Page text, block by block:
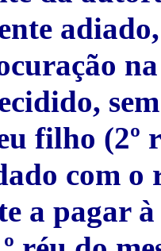
filho (2º
com o
a pagar